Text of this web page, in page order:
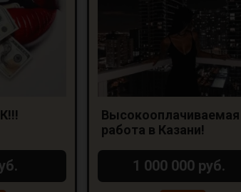
Высокооплачиваемая
работа в Казани!
1 000 000 руб.